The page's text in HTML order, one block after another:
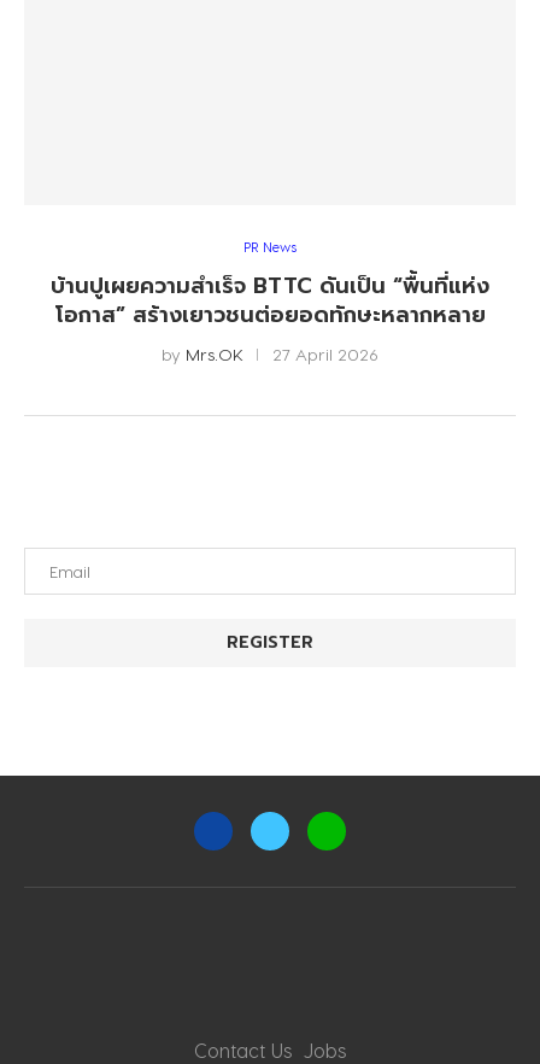
PR News
บ้านปูเผยความสำเร็จ BTTC ดันเป็น “พื้นที่แห่ง
โอกาส” สร้างเยาวชนต่อยอดทักษะหลากหลาย
by Mrs.OK 27 April 2026
Contact Us Jobs